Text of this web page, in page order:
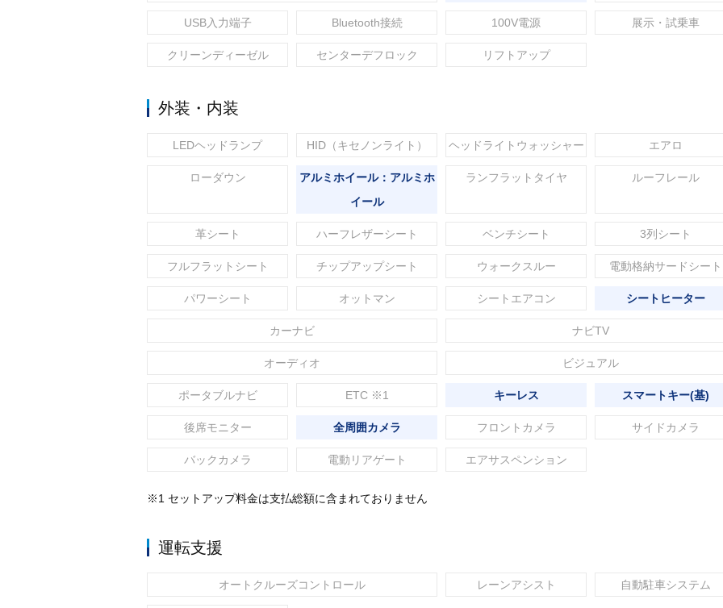
USB入力端子 Bluetooth接続 100V電源 展示・試乗車
クリーンディーゼル センターデフロック リフトアップ
外装・内装
LEDヘッドランプ HID（キセノンライト） ヘッドライトウォッシャー エアロ
ローダウン
アルミホイール：アルミホ
イール
ランフラットタイヤ ルーフレール
革シート ハーフレザーシート ベンチシート 3列シート
フルフラットシート チップアップシート ウォークスルー 電動格納サードシート
パワーシート オットマン シートエアコン シートヒーター
カーナビ ナビTV
オーディオ ビジュアル
ポータブルナビ ETC ※1 キーレス スマートキー(基)
後席モニター 全周囲カメラ フロントカメラ サイドカメラ
バックカメラ 電動リアゲート エアサスペンション
※1 セットアップ料金は支払総額に含まれておりません
運転支援
オートクルーズコントロール レーンアシスト 自動駐車システム